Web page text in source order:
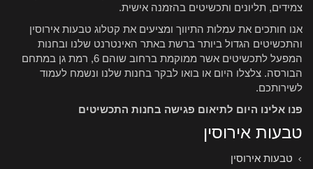
צמידים, תליונים ותכשיטים בהזמנה אישית.
אנו חותכים את עמלות התיווך ומציעים את קטלוג טבעות אירוסין
והתכשיטים הגדול ביותר ברשת באתר האינטרנט שלנו ובחנות
המפעל לתכשיטים אשר ממוקמת ברחוב שוהם 6, רמת גן במתחם
הבורסה. צלצלו היום או בואו לבקר בחנות שלנו ונשמח לעמוד
לשירותכם.
פנו אלינו היום לתיאום פגישה בחנות התכשיטים
טבעות אירוסין
טבעות אירוסין